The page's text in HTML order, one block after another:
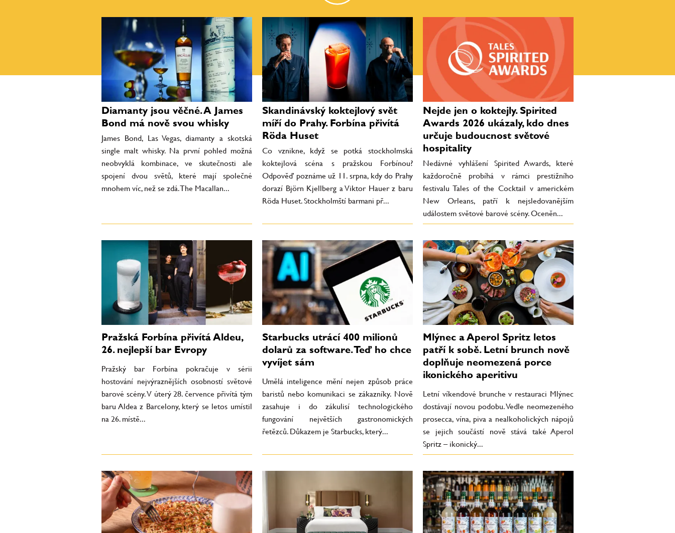
Diamanty jsou věčné. A James
Bond má nově svou whisky
James Bond, Las Vegas, diamanty a skotská
single malt whisky. Na první pohled možná
neobvyklá kombinace, ve skutečnosti ale
spojení dvou světů, které mají společné
mnohem víc, než se zdá. The Macallan...
Skandinávský koktejlový svět
míří do Prahy. Forbína přivítá
Röda Huset
Co vznikne, když se potká stockholmská
koktejlová scéna s pražskou Forbínou?
Odpověď poznáme už 11. srpna, kdy do Prahy
dorazí Björn Kjellberg a Viktor Hauer z baru
Röda Huset. Stockholmští barmani př...
Nejde jen o koktejly. Spirited
Awards 2026 ukázaly, kdo dnes
určuje budoucnost světové
hospitality
Nedávné vyhlášení Spirited Awards, které
každoročně probíhá v rámci prestižního
festivalu Tales of the Cocktail v americkém
New Orleans, patří k nejsledovanějším
událostem světové barové scény. Oceněn...
Pražská Forbína přivítá Aldeu,
26. nejlepší bar Evropy
Pražský bar Forbína pokračuje v sérii
hostování nejvýraznějších osobností světové
barové scény. V úterý 28. července přivítá tým
baru Aldea z Barcelony, který se letos umístil
na 26. místě...
Starbucks utrácí 400 milionů
dolarů za software. Teď ho chce
vyvíjet sám
Umělá inteligence mění nejen způsob práce
baristů nebo komunikaci se zákazníky. Nově
zasahuje i do zákulisí technologického
fungování největších gastronomických
řetězců. Důkazem je Starbucks, který...
Mlýnec a Aperol Spritz letos
patří k sobě. Letní brunch nově
doplňuje neomezená porce
ikonického aperitivu
Letní víkendové brunche v restauraci Mlýnec
dostávají novou podobu. Vedle neomezeného
prosecca, vína, piva a nealkoholických nápojů
se jejich součástí nově stává také Aperol
Spritz – ikonický...